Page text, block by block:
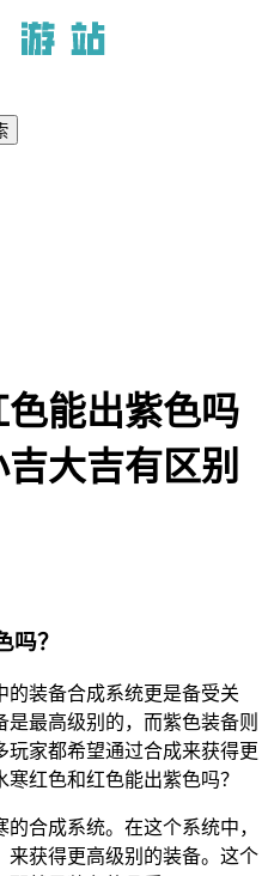
能出紫色吗
吉大吉有区别
吗？
的装备合成系统更是备受关
最高级别的，而紫色装备则
家都希望通过合成来获得更
红色和红色能出紫色吗？
合成系统。在这个系统中，
来获得更高级别的装备。这个